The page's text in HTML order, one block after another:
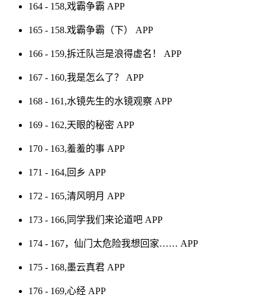
164 - 158,戏霸争霸 APP
165 - 158.戏霸争霸（下） APP
166 - 159,拆迁队岂是浪得虚名！ APP
167 - 160,我是怎么了？ APP
168 - 161,水镜先生的水镜观察 APP
169 - 162,天眼的秘密 APP
170 - 163,羞羞的事 APP
171 - 164,回乡 APP
172 - 165,清风明月 APP
173 - 166,同学我们来论道吧 APP
174 - 167，仙门太危险我想回家…… APP
175 - 168,墨云真君 APP
176 - 169,心经 APP